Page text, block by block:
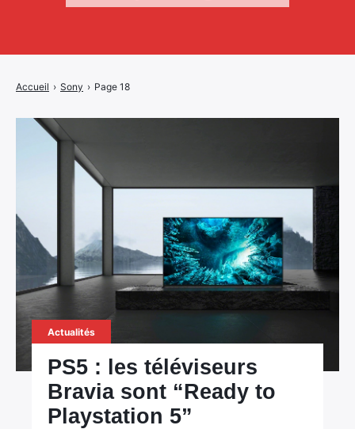
Accueil › Sony › Page 18
Actualités
PS5 : les téléviseurs
Bravia sont “Ready to
Playstation 5”